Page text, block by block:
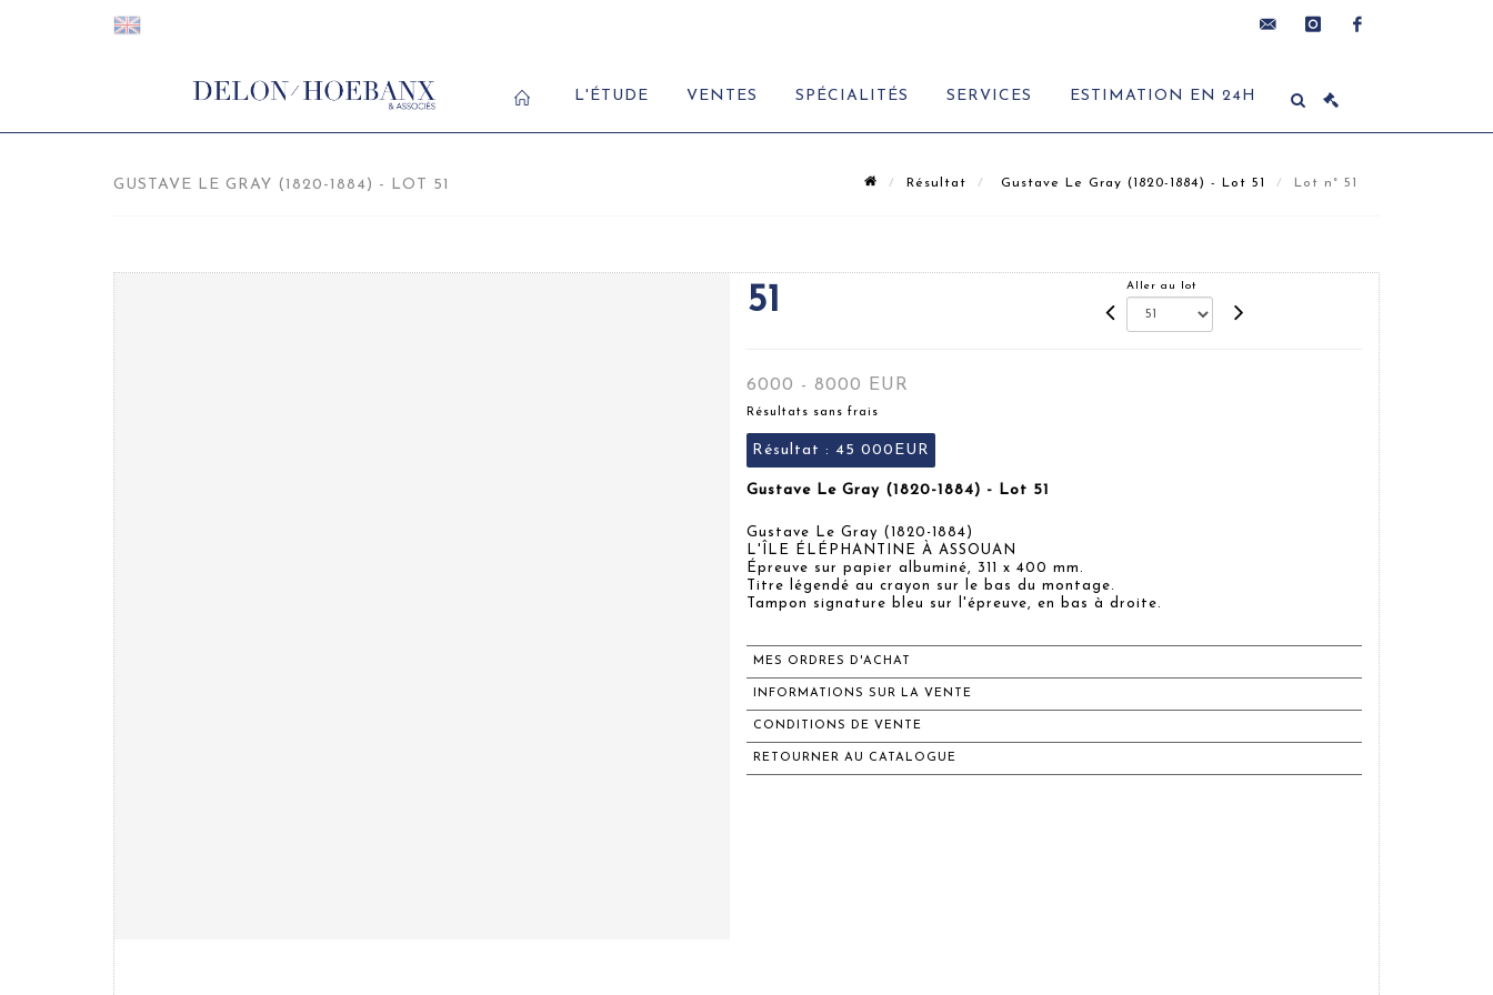
L'ÉTUDE VENTES SPÉCIALITÉS SERVICES ESTIMATION EN 24H
GUSTAVE LE GRAY (1820-1884) - LOT 51 Résultat Gustave Le Gray (1820-1884) - Lot 51 Lot n° 51
51 Aller au lot
6000 - 8000 EUR
Résultats sans frais
Résultat : 45 000EUR
Gustave Le Gray (1820-1884) - Lot 51
Gustave Le Gray (1820-1884)
L'ÎLE ÉLÉPHANTINE À ASSOUAN
Épreuve sur papier albuminé, 311 x 400 mm.
Titre légendé au crayon sur le bas du montage.
Tampon signature bleu sur l'épreuve, en bas à droite.
MES ORDRES D'ACHAT
INFORMATIONS SUR LA VENTE
CONDITIONS DE VENTE
RETOURNER AU CATALOGUE